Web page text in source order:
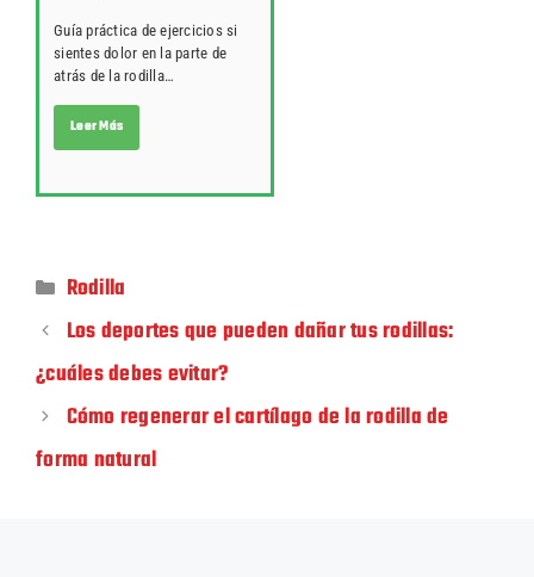
Guía práctica de ejercicios si
sientes dolor en la parte de
atrás de la rodilla…
Leer Más
Rodilla
Los deportes que pueden dañar tus rodillas:
¿cuáles debes evitar?
Cómo regenerar el cartílago de la rodilla de
forma natural